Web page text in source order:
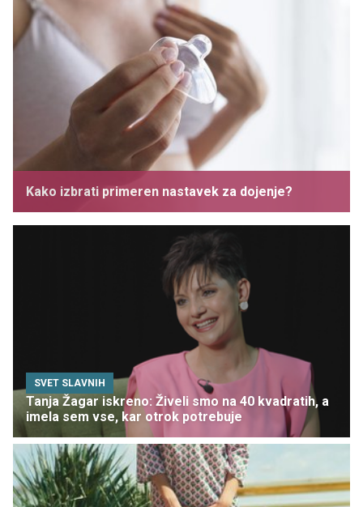
Kako izbrati primeren nastavek za dojenje?
SVET SLAVNIH
Tanja Žagar iskreno: Živeli smo na 40 kvadratih, a
imela sem vse, kar otrok potrebuje